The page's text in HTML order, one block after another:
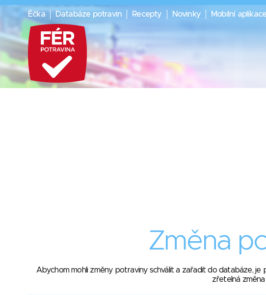
Éčka Databáze potravin Recepty Novinky Mobilní aplikace
Změna
Abychom mohli změny potraviny schválit a zařadit do databáze,
zřetelná změna